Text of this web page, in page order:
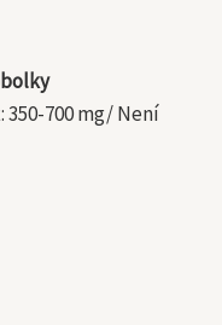
700 mg/ Není